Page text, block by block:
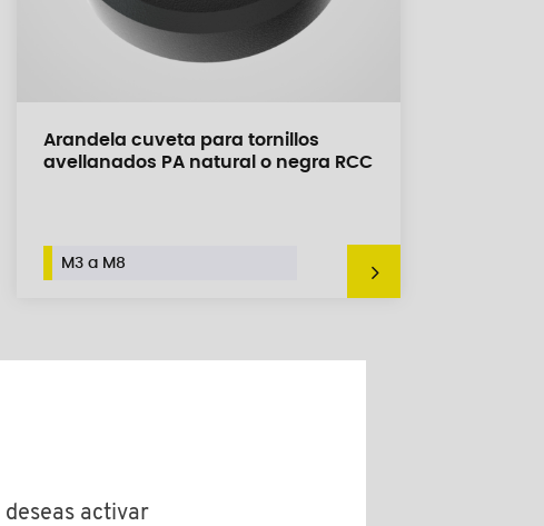
Arandela cuveta para tornillos
avellanados PA natural o negra RCC
M3 a M8
activar